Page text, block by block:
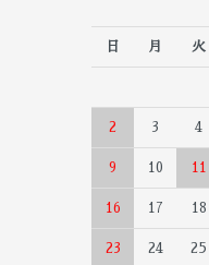
日 月 火
2 3 4
9 10 11
16 17 18
23 24 25